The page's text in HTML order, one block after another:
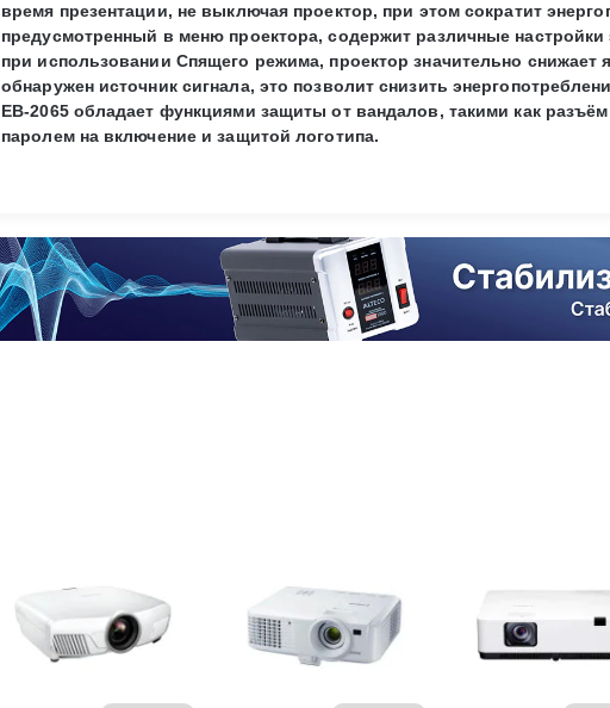
время презентации, не выключая проектор, при этом сократит
предусмотренный в меню проектора, содержит различные
при использовании Спящего режима, проектор значительно снижает
обнаружен источник сигнала, это позволит снизить
EB-2065 обладает функциями защиты от вандалов, такими как
паролем на включение и защитой логотипа.